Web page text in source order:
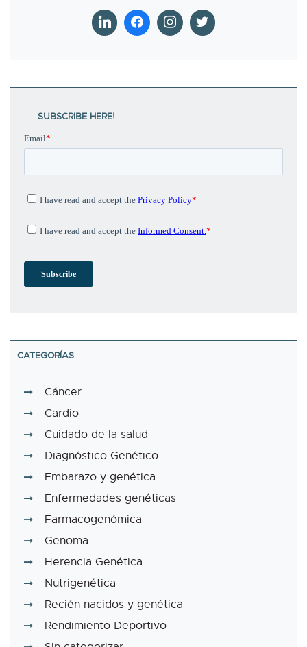
SUBSCRIBE HERE!
CATEGORÍAS
Cáncer
Cardio
Cuidado de la salud
Diagnóstico Genético
Embarazo y genética
Enfermedades genéticas
Farmacogenómica
Genoma
Herencia Genética
Nutrigenética
Recién nacidos y genética
Rendimiento Deportivo